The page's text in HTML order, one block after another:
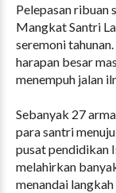
Pelepasan ribuan
Mangkat Santri
seremoni
harapan besar
menempuh jalan
Sebanyak 27
para santri
pusat pendidikan
melahirkan
menandai